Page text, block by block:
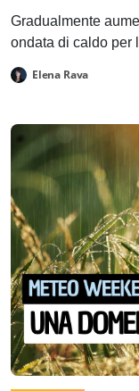
Gradualmente
ondata di caldo per
Elena Rava